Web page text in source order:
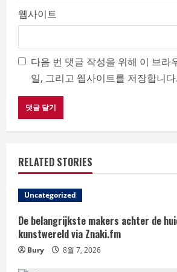
웹사이트
다음 번 댓글 작성을 위해 이 브라
일, 그리고 웹사이트를 저장합니다.
RELATED STORIES
Uncategorized
De belangrijkste makers achter de
kunstwereld via Znaki.fm
Bury 8월 7, 2026